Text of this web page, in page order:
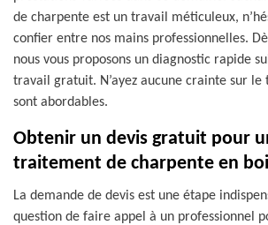
de charpente est un travail méticuleux,
confier entre nos mains professionnelles.
nous vous proposons un diagnostic rapide
travail gratuit. N’ayez aucune crainte sur le
sont abordables.
Obtenir un devis gratuit pour
traitement de charpente en
La demande de devis est une étape
question de faire appel à un professionnel